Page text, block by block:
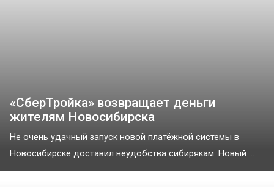
«СберТройка» возвращает деньги
жителям Новосибирска
Не очень удачный запуск новой платёжной системы в
Новосибирске доставил неудобства сибирякам. Новый ...